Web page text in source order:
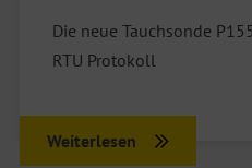
Die neue Tauchsonde
RTU Protokoll
Weiterlesen